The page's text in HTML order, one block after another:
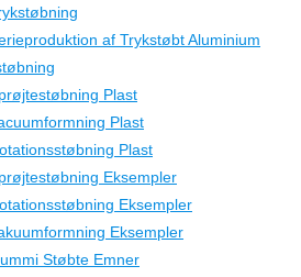
af Trykstøbt Aluminium
Plast
Plast
Plast
Eksempler
Eksempler
Eksempler
Støbte Emner